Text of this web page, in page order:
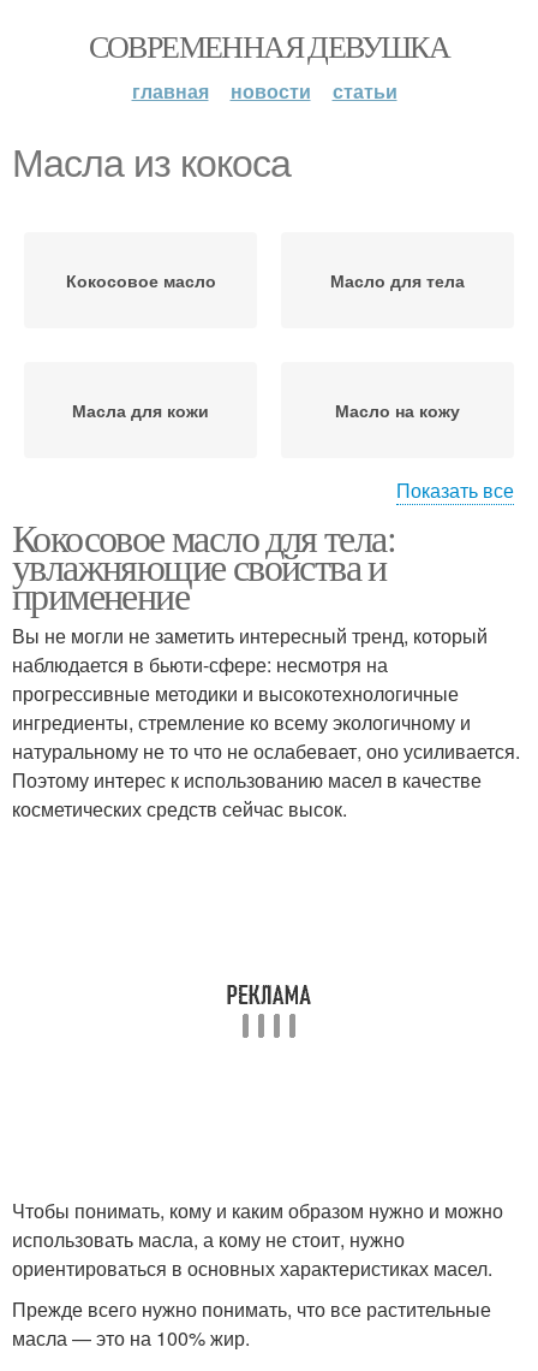
СОВРЕМЕННАЯ ДЕВУШКА
главная новости статьи
Масла из кокоса
Кокосовое масло Масло для тела
Масла для кожи Масло на кожу
Масло для лица Масло для кожи
Масла для тела Масло для увлажнения
Масло для ухода Масло для смягчения
Показать все
Кокосовое масло для тела:
увлажняющие свойства и
применение
Вы не могли не заметить интересный тренд, который
наблюдается в бьюти-сфере: несмотря на
прогрессивные методики и высокотехнологичные
ингредиенты, стремление ко всему экологичному и
натуральному не то что не ослабевает, оно усиливается.
Поэтому интерес к использованию масел в качестве
косметических средств сейчас высок.
Чтобы понимать, кому и каким образом нужно и можно
использовать масла, а кому не стоит, нужно
ориентироваться в основных характеристиках масел.
Прежде всего нужно понимать, что все растительные
масла — это на 100% жир.